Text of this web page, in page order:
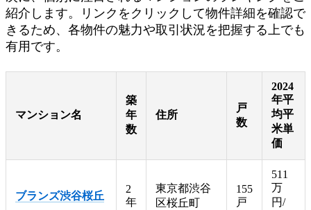
紹介します。リンクをクリックして物件詳細を確認で
きるため、各物件の魅力や取引状況を把握する上でも
有用です。
マンション名
築
年
数
住所
戸
数
2024
年平
均平
米単
価
ブランズ渋谷桜丘
2
年
東京都渋谷
区桜丘町
155
戸
511
万
円/